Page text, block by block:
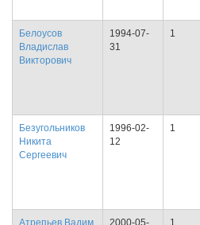
Белоусов
Владислав
Викторович
1994-07-
31
1
Безугольников
Никита
Сергеевич
1996-02-
12
1
Атрепьев Вадим
2000-05-
1